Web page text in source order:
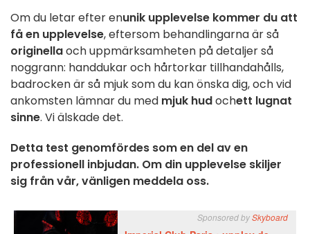
Om du letar efter enunik upplevelse kommer du att
få en upplevelse, eftersom behandlingarna är så
originellaoch uppmärksamheten på detaljer så
noggrann: handdukar och hårtorkar tillhandahålls,
badrocken är så mjuk som du kan önska dig, och vid
ankomsten lämnar du med mjuk hudochett lugnat
sinne. Vi älskade det.
Detta test genomfördes som en del av en
professionell inbjudan. Om din upplevelse skiljer
sig från vår, vänligen meddela oss.